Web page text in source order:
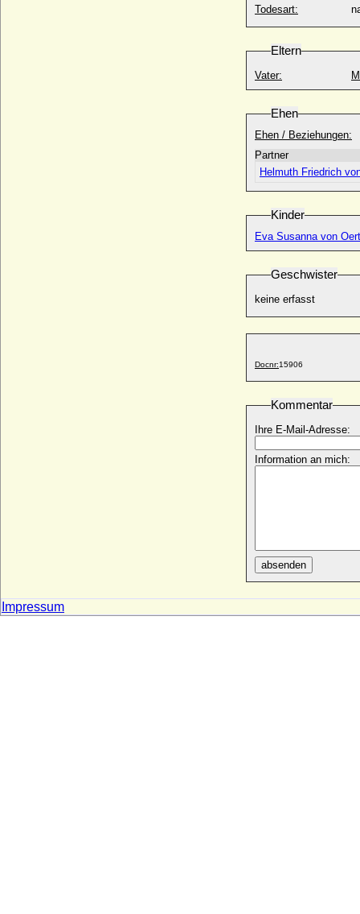
Todesart:
Eltern
Vater:
Ehen
Ehen / Beziehungen:
Partner
Helmuth Friedrich
Kinder
Eva Susanna von
Geschwister
keine erfasst
Docnr:15906
Kommentar
Ihre E-Mail-Adresse:
Information an mich:
absenden
Impressum